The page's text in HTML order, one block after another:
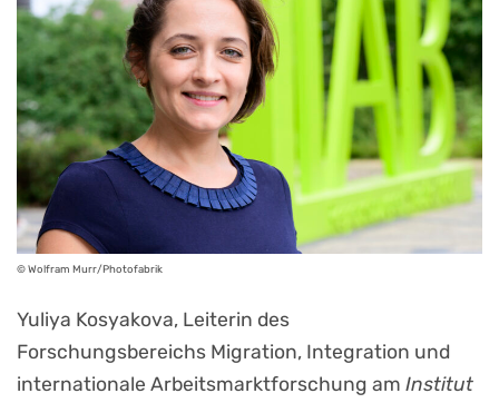
© Wolfram Murr/Photofabrik
Yuliya Kosyakova, Leiterin des
Forschungsbereichs Migration, Integration und
internationale Arbeitsmarktforschung am Institut